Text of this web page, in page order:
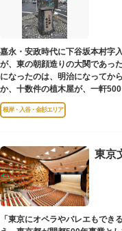
嘉永・安政時代に下谷坂本村字
が、東の朝顔造りの大関であっ
になったのは、明治になってか
か、十数件の植木屋が、一軒
りをはじめました。
根岸・入谷・金杉エリア
東京
「東京にオペラやバレエもでき